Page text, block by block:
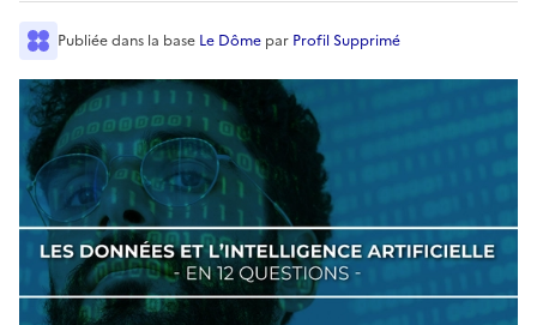
Publiéedans la base Le Dôme par Profil Supprimé